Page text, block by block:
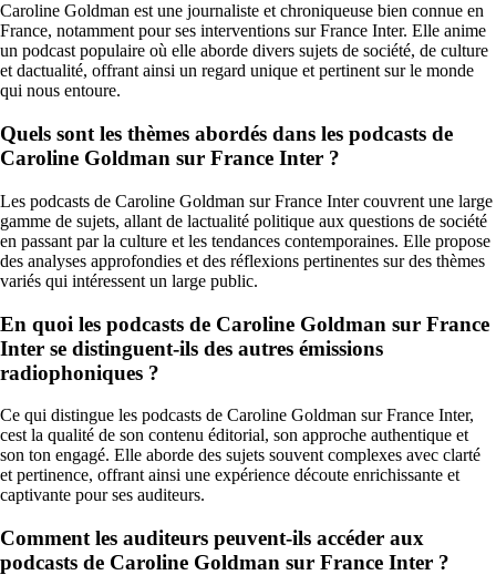
Caroline Goldman est une journaliste et chroniqueuse bien connue en
France, notamment pour ses interventions sur France Inter. Elle anime
un podcast populaire où elle aborde divers sujets de société, de culture
et dactualité, offrant ainsi un regard unique et pertinent sur le monde
qui nous entoure.
Quels sont les thèmes abordés dans les podcasts de
Caroline Goldman sur France Inter ?
Les podcasts de Caroline Goldman sur France Inter couvrent une large
gamme de sujets, allant de lactualité politique aux questions de société
en passant par la culture et les tendances contemporaines. Elle propose
des analyses approfondies et des réflexions pertinentes sur des thèmes
variés qui intéressent un large public.
En quoi les podcasts de Caroline Goldman sur France
Inter se distinguent-ils des autres émissions
radiophoniques ?
Ce qui distingue les podcasts de Caroline Goldman sur France Inter,
cest la qualité de son contenu éditorial, son approche authentique et
son ton engagé. Elle aborde des sujets souvent complexes avec clarté
et pertinence, offrant ainsi une expérience découte enrichissante et
captivante pour ses auditeurs.
Comment les auditeurs peuvent-ils accéder aux
podcasts de Caroline Goldman sur France Inter ?